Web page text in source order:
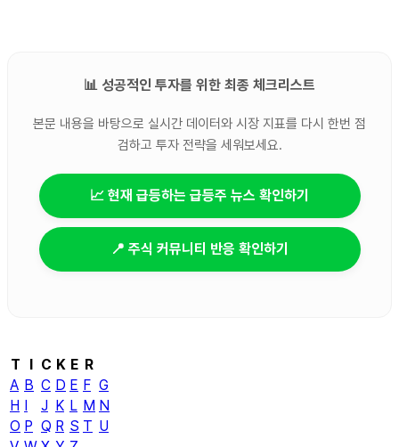
📊 성공적인 투자를 위한 최종 체크리스트
본문 내용을 바탕으로 실시간 데이터와 시장 지표를 다시 한번 점
검하고 투자 전략을 세워보세요.
📈 현재 급등하는 급등주 뉴스 확인하기
📍 주식 커뮤니티 반응 확인하기
T C K E R
A B C D E F G
H
J K L M N
O P Q R S T U